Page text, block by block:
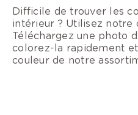
Difficile de trouver les
intérieur ? Utilisez notre
Téléchargez une photo
colorez-la rapidement
couleur de notre